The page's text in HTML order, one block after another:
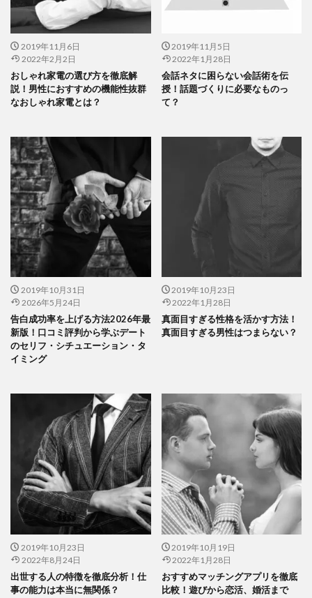
2019年11月6日
2022年2月2日
おしゃれ家電の選び方を徹底解
説！男性におすすめの機能性抜群
なおしゃれ家電とは？
2019年11月5日
2022年1月28日
会話ネタに困らない会話術を伝
授！話題づくりに必要なものっ
て？
2019年10月31日
2026年5月24日
告白成功率を上げる方法2026年最
新版！口コミ評判から学ぶデート
のセリフ・シチュエーション・タ
イミング
2019年10月23日
2022年1月28日
真面目すぎる性格を活かす方法！
真面目すぎる男性はつまらない？
2019年10月23日
2022年8月24日
出世する人の特徴を徹底分析！仕
事の能力は本当に無関係？
2019年10月19日
2022年1月28日
おすすめマッチングアプリを徹底
比較！遊びから恋活、婚活まで